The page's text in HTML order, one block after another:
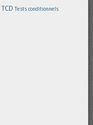
TCD Tests conditionnels